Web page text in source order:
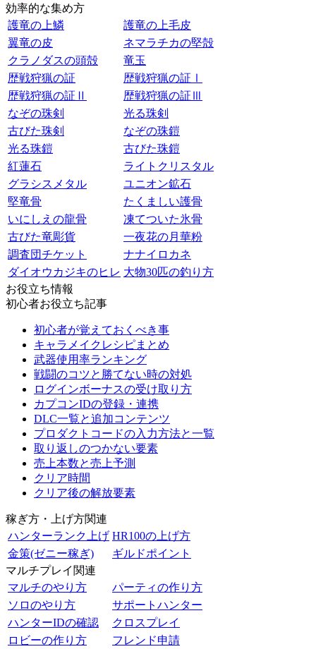
効率的な集め方
護竜の上鱗
護竜の上毛皮
翼竜の皮
ネマラチカの堅殻
クラノダスの頭殻
竜玉
歴戦狩猟の証
歴戦狩猟の証Ⅰ
歴戦狩猟の証Ⅱ
歴戦狩猟の証Ⅲ
なぞの珠剣
光る珠剣
古びた珠剣
なぞの珠鎧
光る珠鎧
古びた珠鎧
紅蓮石
ライトクリスタル
グラシスメタル
ユニオン鉱石
堅竜骨
たくましい護骨
いにしえの龍骨
凍てついた氷骨
古びた竜彫貨
一夜花の月華粉
調査団チケット
ナナイロカネ
ダイオウカジキのヒレ 大物30匹の釣り方
お役立ち情報
初心者お役立ち記事
初心者が覚えておくべき事
キャラメイクレシピまとめ
武器使用率ランキング
戦闘のコツと勝てない時の対処
ログインボーナスの受け取り方
カプコンIDの登録・連携
DLC一覧と追加コンテンツ
プロダクトコードの入力方法と一覧
取り返しのつかない要素
売上本数と売上予測
クリア時間
クリア後の解放要素
稼ぎ方・上げ方関連
ハンターランク上げ HR100の上げ方
金策(ゼニー稼ぎ)
ギルドポイント
マルチプレイ関連
マルチのやり方
パーティの作り方
ソロのやり方
サポートハンター
ハンターIDの確認
クロスプレイ
ロビーの作り方
フレンド申請